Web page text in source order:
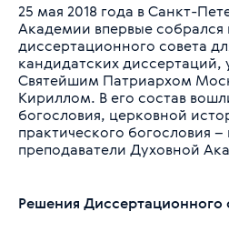
25 мая 2018 года в Санкт-
Академии впервые собрался
диссертационного совета
кандидатских
Святейшим Патриархом
Кириллом. В его состав
богословия, церковной
практического богословия
преподаватели Духовной
Решения Диссертационного